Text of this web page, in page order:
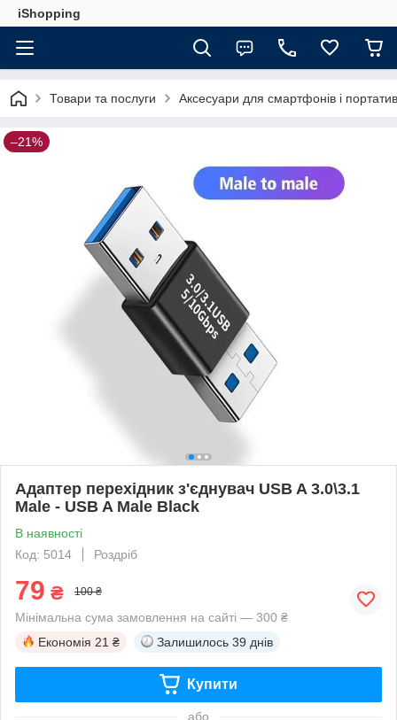
iShopping
Товари та послуги Аксесуари для смартфонів і
–21%
Адаптер перехідник з'єднувач USB A 3.0\3.1
Male - USB A Male Black
В наявності
Код: 5014
Роздріб
79 ₴ 100 ₴
Мінімальна сума замовлення на сайті — 300 ₴
Економія 21 ₴ Залишилось 39 днів
Купити
або